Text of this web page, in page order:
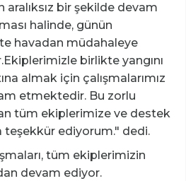
bir şekilde devam
halinde, günün
havadan müdahaleye
birlikte yangını
almak için çalışmalarımız
etmektedir. Bu zorlu
tüm ekiplerimize ve destek
teşekkür ediyorum." dedi.
tüm ekiplerimizin
devam ediyor.